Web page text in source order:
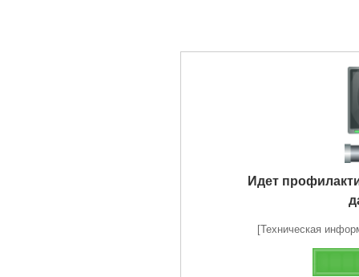
Идет
[Техническая